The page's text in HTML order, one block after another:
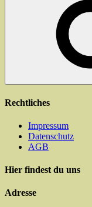
Rechtliches
Impressum
Datenschutz
AGB
Hier findest du uns
Adresse